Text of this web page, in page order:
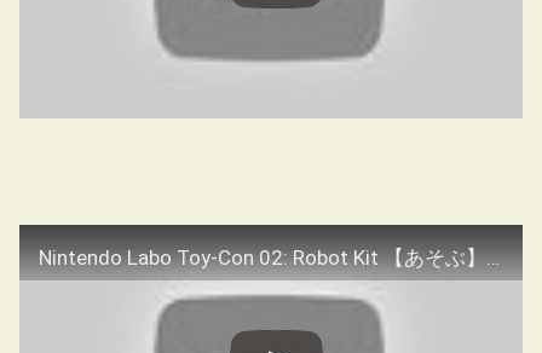
Nintendo Labo Toy-Con 02: Robot Kit 【あそぶ】 紹介映像